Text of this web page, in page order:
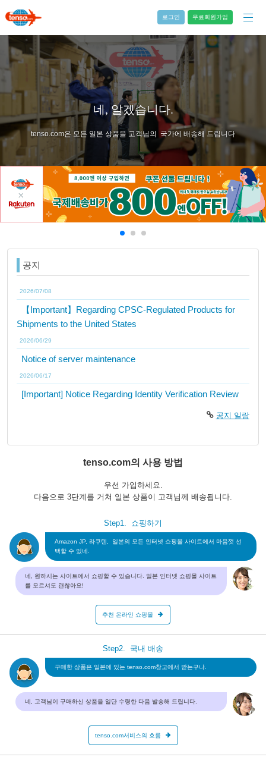
로그인 무료회원가입
네, 알겠습니다.
tenso.com은 모든 일본 상품을 고객님의 국가에 배송해 드립니다
공지
2026/07/08
【Important】Regarding CPSC-Regulated Products for
Shipments to the United States
2026/06/29
Notice of server maintenance
2026/06/17
[Important] Notice Regarding Identity Verification Review
공지 일람
tenso.com의 사용 방법
우선 가입하세요.
다음으로 3단계를 거쳐 일본 상품이 고객님께 배송됩니다.
Step1. 쇼핑하기
Amazon JP, 라쿠텐, 일본의 모든 인터넷 쇼핑몰 사이트에서 마음껏 선
택할 수 있네.
네, 원하시는 사이트에서 쇼핑할 수 있습니다. 일본 인터넷 쇼핑몰 사이트
를 모르셔도 괜찮아요!
추천 온라인 쇼핑몰
Step2. 국내 배송
구매한 상품은 일본에 있는 tenso.com창고에서 받는구나.
네, 고객님이 구매하신 상품을 일단 수령한 다음 발송해 드립니다.
tenso.com서비스의 흐름